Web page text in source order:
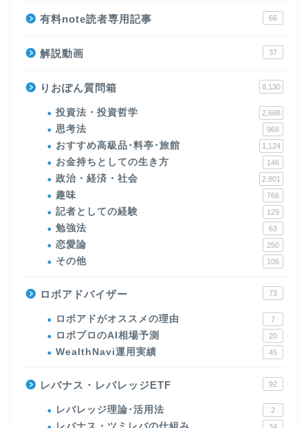
有料note読者専用記事 66
解説動画 37
りおぽん質問箱 8,130
投資法・投資哲学 2,668
思考法 968
おすすめ高級品･料亭･旅館 1,124
お金持ちとしての生き方 146
政治・経済・社会 2,801
趣味 766
記者としての経験 129
勉強法 63
恋愛論 250
その他 106
ロボアドバイザー 73
ロボアドがオススメの理由 7
ロボプロのAI相場予測 20
WealthNavi運用実績 45
レバナス・レバレッジETF 92
レバレッジ理論･活用法 2